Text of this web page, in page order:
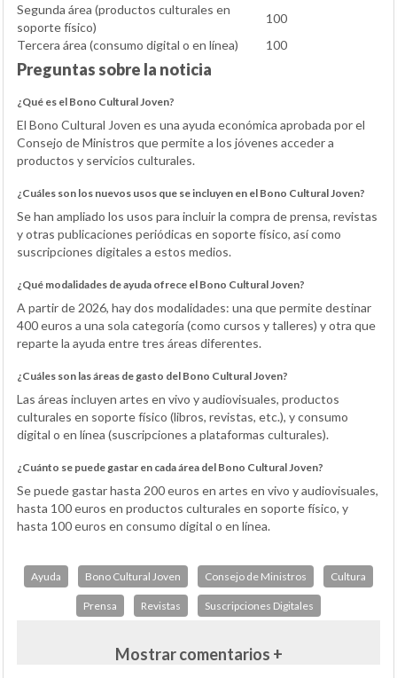
Segunda área (productos culturales en
soporte físico)
100
Tercera área (consumo digital o en línea)
100
Preguntas sobre la noticia
¿Qué es el Bono Cultural Joven?
El Bono Cultural Joven es una ayuda económica aprobada por el
Consejo de Ministros que permite a los jóvenes acceder a
productos y servicios culturales.
¿Cuáles son los nuevos usos que se incluyen en el Bono Cultural Joven?
Se han ampliado los usos para incluir la compra de prensa, revistas
y otras publicaciones periódicas en soporte físico, así como
suscripciones digitales a estos medios.
¿Qué modalidades de ayuda ofrece el Bono Cultural Joven?
A partir de 2026, hay dos modalidades: una que permite destinar
400 euros a una sola categoría (como cursos y talleres) y otra que
reparte la ayuda entre tres áreas diferentes.
¿Cuáles son las áreas de gasto del Bono Cultural Joven?
Las áreas incluyen artes en vivo y audiovisuales, productos
culturales en soporte físico (libros, revistas, etc.), y consumo
digital o en línea (suscripciones a plataformas culturales).
¿Cuánto se puede gastar en cada área del Bono Cultural Joven?
Se puede gastar hasta 200 euros en artes en vivo y audiovisuales,
hasta 100 euros en productos culturales en soporte físico, y
hasta 100 euros en consumo digital o en línea.
Ayuda Bono Cultural Joven Consejo de Ministros Cultura
Prensa Revistas Suscripciones Digitales
Mostrar comentarios +